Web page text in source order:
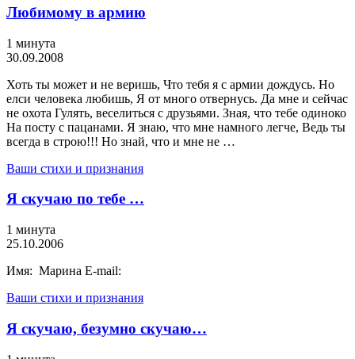
Любимому в армию
1 минута
30.09.2008
Хоть ты может и не веришь, Что тебя я с армии дождусь. Но
елси человека любишь, Я от много отвернусь. Да мне и сейчас
не охота Гулять, веселиться с друзьями. Зная, что тебе одиноко
На посту с пацанами. Я знаю, что мне намного легче, Ведь ты
всегда в строю!!! Но знай, что и мне не …
Ваши стихи и признания
Я скучаю по тебе …
1 минута
25.10.2006
Имя: Марина E-mail:
Ваши стихи и признания
Я скучаю, безумно скучаю…